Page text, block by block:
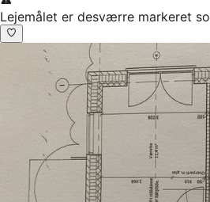
Lejemålet er desværre markeret